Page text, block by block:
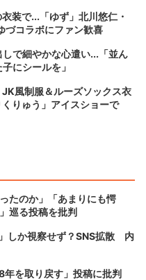
装で...「ゆず」北川悠仁・
コラボにファン歓喜
で細やかな心遣い...「並ん
にシールを」
風制服＆ルーズソックス衣
りゅう」アイスショーで
たのか」「あまりにも愕
巡る投稿を批判
しか視察せず？SNS拡散 内
年を取り戻す」投稿に批判